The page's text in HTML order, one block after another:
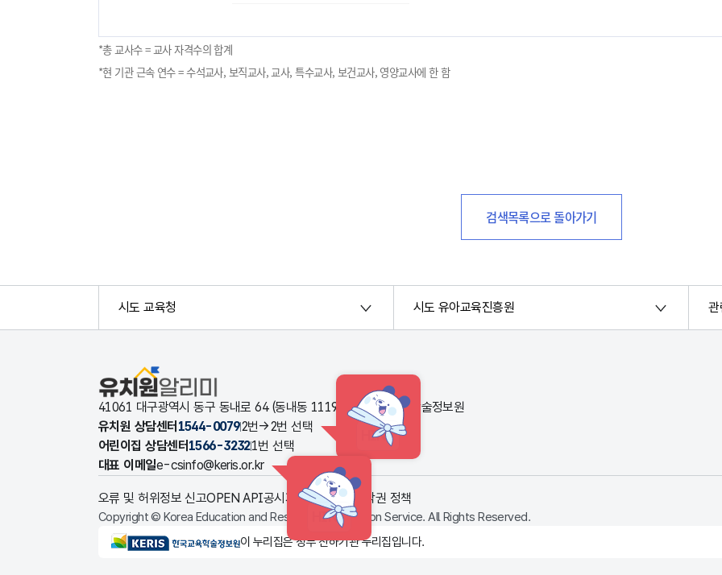
*총 교사수 = 교사 자격수의 합계
*현 기관 근속 연수 = 수석교사, 보직교사, 교사, 특수교사, 보건교사, 영양교사에 한 함
검색목록으로 돌아가기
시도 교육청 시도 유아교육진흥원
유치원알리미
41061 대구광역시 동구 동내로 64 (동내동 1119번지) 한국교육학술정보원
유치원 상담센터 1544-00792번→2번 선택
HINT
어린이집 상담센터 1566-32321번 선택
대표 이메일e-csinfo@keris.or.kr
HINT
오류 및 허위정보 신고OPEN API공시자료 다운로드저작권 정책
Copyright © Korea Education and Research Information Service. All Rights Reserved.
KERIS한국교육학술정보원이 누리집은 정부 산하기관 누리집입니다.